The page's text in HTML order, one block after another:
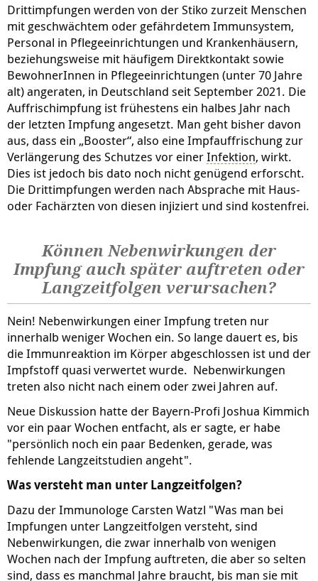
Drittimpfungen werden von der Stiko zurzeit Menschen
mit geschwächtem oder gefährdetem Immunsystem,
Personal in Pflegeeinrichtungen und Krankenhäusern,
beziehungsweise mit häufigem Direktkontakt sowie
BewohnerInnen in Pflegeeinrichtungen (unter 70 Jahre
alt) angeraten, in Deutschland seit September 2021. Die
Auffrischimpfung ist frühestens ein halbes Jahr nach
der letzten Impfung angesetzt. Man geht bisher davon
aus, dass ein „Booster“, also eine Impfauffrischung zur
Verlängerung des Schutzes vor einerInfektion, wirkt.
Dies ist jedoch bis dato noch nicht genügend erforscht.
Die Drittimpfungen werden nach Absprache mit Haus-
oder Fachärzten von diesen injiziert und sind kostenfrei.
Können Nebenwirkungen der
Impfung auch später auftreten oder
Langzeitfolgen verursachen?
Nein! Nebenwirkungen einer Impfung treten nur
innerhalb weniger Wochen ein. So lange dauert es, bis
die Immunreaktion im Körper abgeschlossen ist und der
Impfstoff quasi verwertet wurde. Nebenwirkungen
treten also nicht nach einem oder zwei Jahren auf.
Neue Diskussion hatte der Bayern-Profi Joshua Kimmich
vor ein paar Wochen entfacht, als er sagte, er habe
"persönlich noch ein paar Bedenken, gerade, was
fehlende Langzeitstudien angeht".
Was versteht man unter Langzeitfolgen?
Dazu der Immunologe Carsten Watzl "Was man bei
Impfungen unter Langzeitfolgen versteht, sind
Nebenwirkungen, die zwar innerhalb von wenigen
Wochen nach der Impfung auftreten, die aber so selten
sind, dass es manchmal Jahre braucht, bis man sie mit